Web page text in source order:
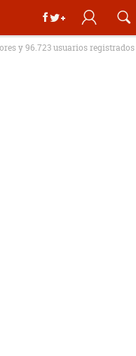
y 96.723 usuarios registrados